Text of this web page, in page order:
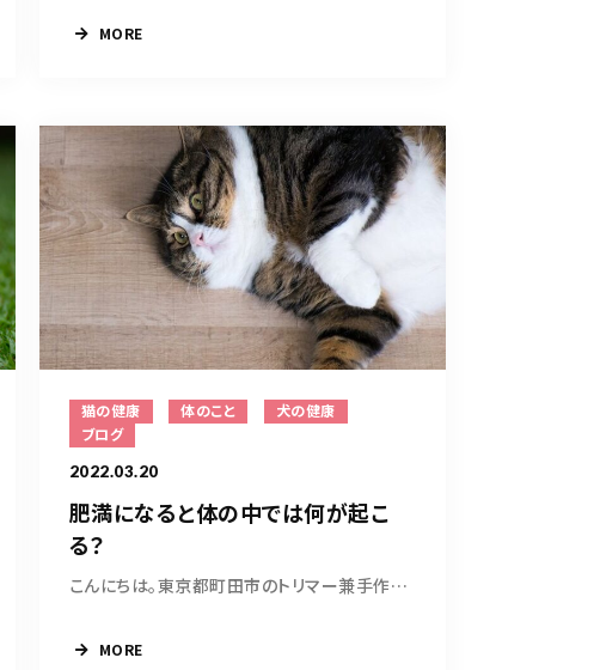
MORE
猫の健康 体のこと
犬の健康
ブログ
2022.03.20
肥満になると体の中では何が起こ
る？
こんにちは。東京都町田市のトリマー兼手作り犬...
MORE